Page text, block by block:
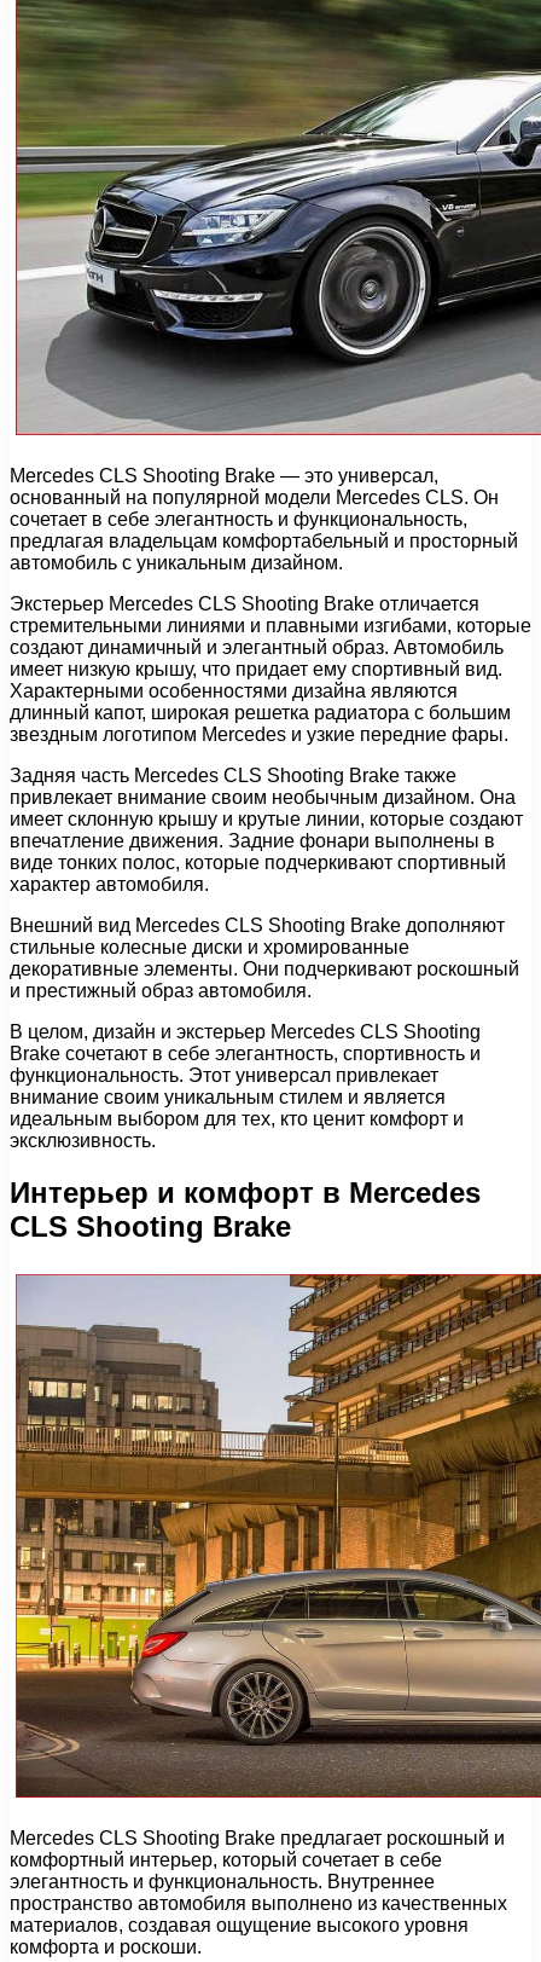
Mercedes CLS Shooting Brake — это универсал,
основанный на популярной модели Mercedes CLS. Он
сочетает в себе элегантность и функциональность,
предлагая владельцам комфортабельный и просторный
автомобиль с уникальным дизайном.
Экстерьер Mercedes CLS Shooting Brake отличается
стремительными линиями и плавными изгибами, которые
создают динамичный и элегантный образ. Автомобиль
имеет низкую крышу, что придает ему спортивный вид.
Характерными особенностями дизайна являются
длинный капот, широкая решетка радиатора с большим
звездным логотипом Mercedes и узкие передние фары.
Задняя часть Mercedes CLS Shooting Brake также
привлекает внимание своим необычным дизайном. Она
имеет склонную крышу и крутые линии, которые создают
впечатление движения. Задние фонари выполнены в
виде тонких полос, которые подчеркивают спортивный
характер автомобиля.
Внешний вид Mercedes CLS Shooting Brake дополняют
стильные колесные диски и хромированные
декоративные элементы. Они подчеркивают роскошный
и престижный образ автомобиля.
В целом, дизайн и экстерьер Mercedes CLS Shooting
Brake сочетают в себе элегантность, спортивность и
функциональность. Этот универсал привлекает
внимание своим уникальным стилем и является
идеальным выбором для тех, кто ценит комфорт и
эксклюзивность.
Интерьер и комфорт в Mercedes
CLS Shooting Brake
Mercedes CLS Shooting Brake предлагает роскошный и
комфортный интерьер, который сочетает в себе
элегантность и функциональность. Внутреннее
пространство автомобиля выполнено из качественных
материалов, создавая ощущение высокого уровня
комфорта и роскоши.